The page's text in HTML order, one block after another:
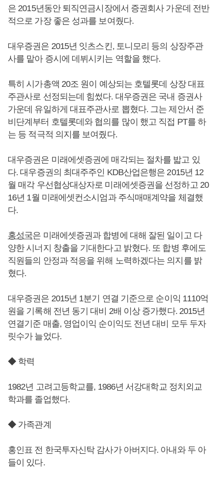
은 2015년동안 퇴직연금시장에서 증권회사 가운데 전반
적으로 가장 좋은 성과를 보여줬다.
대우증권은 2015년 잇츠스킨, 토니모리 등의 상장주관
사를 맡아 증시에 데뷔시키는 역할을 했다.
특히 시가총액 20조 원이 예상되는 호텔롯데 상장 대표
주관사로 선정되는데 힘썼다. 대우증권은 국내 증권사
가운데 유일하게 대표주관사로 뽑혔다. 그는 제안서 준
비단계부터 호텔롯데와 협의를 많이 했고 직접 PT를 하
는 등 적극적 의지를 보여줬다.
대우증권은 미래에셋증권에 매각되는 절차를 밟고 있
다. 대우증권의 최대주주인 KDB산업은행은 2015년 12
월 매각 우선협상대상자로 미래에셋증권을 선정하고 20
16년 1월 미래에셋컨소시엄과 주식매매계약을 체결했
다.
홍성국은 미래에셋증권과 합병에 대해 잘된 일이고 다
양한 시너지 창출을 기대한다고 밝혔다. 또 합병 후에도
직원들의 안정과 적응을 위해 노력하겠다는 의지를 밝
혔다.
대우증권은 2015년 1분기 연결 기준으로 순이익 1110억
원을 기록해 전년 동기 대비 2배 이상 증가했다. 2015년
연결기준 매출, 영업이익 순이익도 전년 대비 모두 두자
릿수가 늘었다.
◆ 학력
1982년 고려고등학교를, 1986년 서강대학교 정치외교
학과를 졸업했다.
◆ 가족관계
홍인표 전 한국투자신탁 감사가 아버지다. 아내와 두 아
들이 있다.